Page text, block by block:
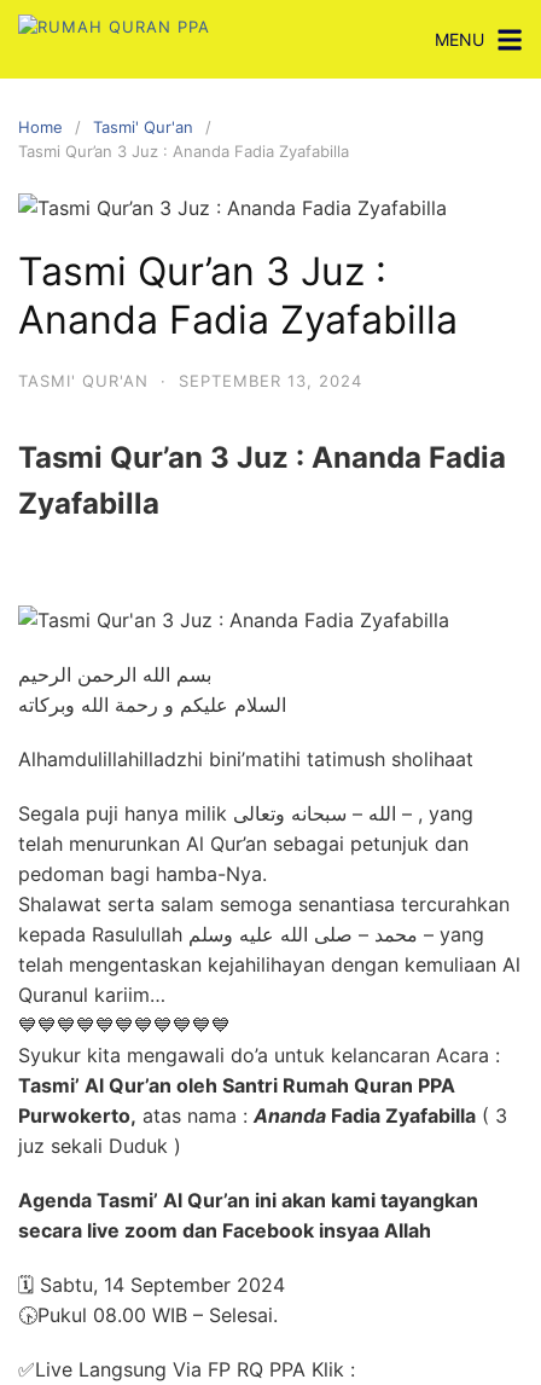
Skip
content
MENU
Home
Tasmi' Qur'an
Tasmi Qur’an 3 Juz : Ananda Fadia Zyafabilla
Tasmi Qur’an 3 Juz :
Ananda Fadia Zyafabilla
TASMI' QUR'AN · SEPTEMBER 13, 2024
Tasmi Qur’an 3 Juz : Ananda Fadia
Zyafabilla
بسم الله الرحمن الرحيم
السلام عليكم و رحمة الله وبركاته
Alhamdulillahilladzhi bini’matihi tatimush sholihaat
Segala puji hanya milik الله – سبحانه وتعالى – , yang
telah menurunkan Al Qur’an sebagai petunjuk dan
pedoman bagi hamba-Nya.
Shalawat serta salam semoga senantiasa tercurahkan
kepada Rasulullah محمد – صلى الله عليه وسلم – yang
telah mengentaskan kejahilihayan dengan kemuliaan Al
Quranul kariim…
💙💙💙💙💙💙💙💙💙💙💙
Syukur kita mengawali do’a untuk kelancaran​ A​cara :
Tasmi’ Al Qur’an oleh Santri Rumah Quran PPA
Purwokerto, atas nama : Ananda Fadia Zyafabilla ( 3
juz sekali Duduk )
Agenda Tasmi’ Al Qur’an ini akan kami tayangkan
secara live zoom dan Facebook insyaa Allah
🗓️ Sabtu, 14 September 2024
🕟Pukul 08.00 WIB – Selesai.
✅Live Langsung Via FP RQ PPA Klik :